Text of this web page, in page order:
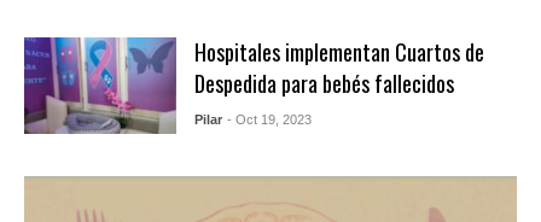
Hospitales implementan Cuartos de
Despedida para bebés fallecidos
Pilar - Oct 19, 2023